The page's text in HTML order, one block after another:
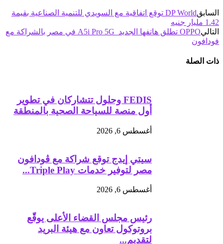
السابق
DP World توقع اتفاقية مع السويدي للتنمية الصناعية بقيمة
1.42 مليار جنيه
التالي
OPPO تطلق هاتفها الجديد A5i Pro 5G في مصر بالشراكة مع
فودافون
ذات الصلة
FEDIS وحلول تتشاركان في تطوير
أول منصة للسياحة الصحية بالمنطقة
أغسطس 6, 2026
سيتي إيدج توقع شراكة مع ڤودافون
مصر لتوفير خدمات Triple Play...
أغسطس 6, 2026
رئيس مجلس القضاء الأعلى يوقّع
بروتوكول تعاون مع هيئة البريد
لتقديم...